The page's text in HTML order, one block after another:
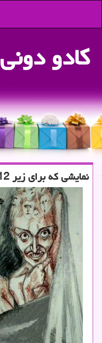
كادو دونی
نمایشی كه برای زیر 12 سال سفارش نمی گردد